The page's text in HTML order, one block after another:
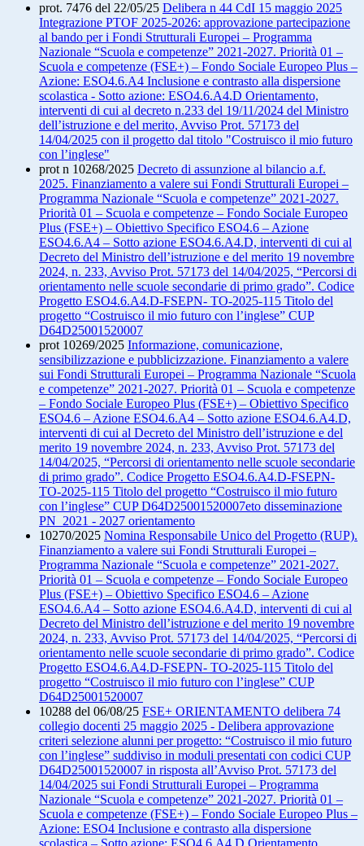
prot. 7476 del 22/05/25 Delibera n 44 CdI 15 maggio 2025
Integrazione PTOF 2025-2026: approvazione partecipazione
al bando per i Fondi Strutturali Europei – Programma
Nazionale “Scuola e competenze” 2021-2027. Priorità 01 –
Scuola e competenze (FSE+) – Fondo Sociale Europeo Plus –
Azione: ESO4.6.A4 Inclusione e contrasto alla dispersione
scolastica - Sotto azione: ESO4.6.A4.D Orientamento,
interventi di cui al decreto n.233 del 19/11/2024 del Ministro
dell’istruzione e del merito, Avviso Prot. 57173 del
14/04/2025 con il progetto dal titolo "Costruisco il mio futuro
con l’inglese"
prot n 10268/2025 Decreto di assunzione al bilancio a.f.
2025. Finanziamento a valere sui Fondi Strutturali Europei –
Programma Nazionale “Scuola e competenze” 2021-2027.
Priorità 01 – Scuola e competenze – Fondo Sociale Europeo
Plus (FSE+) – Obiettivo Specifico ESO4.6 – Azione
ESO4.6.A4 – Sotto azione ESO4.6.A4.D, interventi di cui al
Decreto del Ministro dell’istruzione e del merito 19 novembre
2024, n. 233, Avviso Prot. 57173 del 14/04/2025, “Percorsi di
orientamento nelle scuole secondarie di primo grado”. Codice
Progetto ESO4.6.A4.D-FSEPN- TO-2025-115 Titolo del
progetto “Costruisco il mio futuro con l’inglese” CUP
D64D25001520007
prot 10269/2025 Informazione, comunicazione,
sensibilizzazione e pubblicizzazione. Finanziamento a valere
sui Fondi Strutturali Europei – Programma Nazionale “Scuola
e competenze” 2021-2027. Priorità 01 – Scuola e competenze
– Fondo Sociale Europeo Plus (FSE+) – Obiettivo Specifico
ESO4.6 – Azione ESO4.6.A4 – Sotto azione ESO4.6.A4.D,
interventi di cui al Decreto del Ministro dell’istruzione e del
merito 19 novembre 2024, n. 233, Avviso Prot. 57173 del
14/04/2025, “Percorsi di orientamento nelle scuole secondarie
di primo grado”. Codice Progetto ESO4.6.A4.D-FSEPN-
TO-2025-115 Titolo del progetto “Costruisco il mio futuro
con l’inglese” CUP D64D25001520007eto disseminazione
PN 2021 - 2027 orientamento
10270/2025 Nomina Responsabile Unico del Progetto (RUP).
Finanziamento a valere sui Fondi Strutturali Europei –
Programma Nazionale “Scuola e competenze” 2021-2027.
Priorità 01 – Scuola e competenze – Fondo Sociale Europeo
Plus (FSE+) – Obiettivo Specifico ESO4.6 – Azione
ESO4.6.A4 – Sotto azione ESO4.6.A4.D, interventi di cui al
Decreto del Ministro dell’istruzione e del merito 19 novembre
2024, n. 233, Avviso Prot. 57173 del 14/04/2025, “Percorsi di
orientamento nelle scuole secondarie di primo grado”. Codice
Progetto ESO4.6.A4.D-FSEPN- TO-2025-115 Titolo del
progetto “Costruisco il mio futuro con l’inglese” CUP
D64D25001520007
10288 del 06/08/25 FSE+ ORIENTAMENTO delibera 74
collegio docenti 25 maggio 2025 - Delibera approvazione
criteri selezione alunni per progetto: “Costruisco il mio futuro
con l’inglese” suddiviso in moduli presentati con codici CUP
D64D25001520007 in risposta all’Avviso Prot. 57173 del
14/04/2025 sui Fondi Strutturali Europei – Programma
Nazionale “Scuola e competenze” 2021-2027. Priorità 01 –
Scuola e competenze (FSE+) – Fondo Sociale Europeo Plus –
Azione: ESO4 Inclusione e contrasto alla dispersione
scolastica – Sotto azione: ESO4.6.A4 D Orientamento,